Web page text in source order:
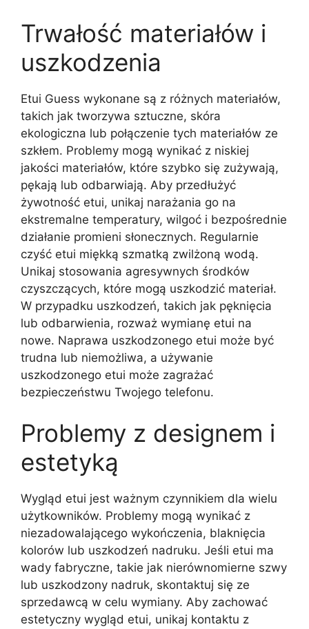
Trwałość materiałów i
uszkodzenia
Etui Guess wykonane są z różnych materiałów,
takich jak tworzywa sztuczne, skóra
ekologiczna lub połączenie tych materiałów ze
szkłem. Problemy mogą wynikać z niskiej
jakości materiałów, które szybko się zużywają,
pękają lub odbarwiają. Aby przedłużyć
żywotność etui, unikaj narażania go na
ekstremalne temperatury, wilgoć i bezpośrednie
działanie promieni słonecznych. Regularnie
czyść etui miękką szmatką zwilżoną wodą.
Unikaj stosowania agresywnych środków
czyszczących, które mogą uszkodzić materiał.
W przypadku uszkodzeń, takich jak pęknięcia
lub odbarwienia, rozważ wymianę etui na
nowe. Naprawa uszkodzonego etui może być
trudna lub niemożliwa, a używanie
uszkodzonego etui może zagrażać
bezpieczeństwu Twojego telefonu.
Problemy z designem i
estetyką
Wygląd etui jest ważnym czynnikiem dla wielu
użytkowników. Problemy mogą wynikać z
niezadowalającego wykończenia, blaknięcia
kolorów lub uszkodzeń nadruku. Jeśli etui ma
wady fabryczne, takie jak nierównomierne szwy
lub uszkodzony nadruk, skontaktuj się ze
sprzedawcą w celu wymiany. Aby zachować
estetyczny wygląd etui, unikaj kontaktu z